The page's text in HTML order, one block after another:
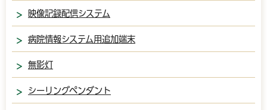
映像記録配信システム
病院情報システム用追加端末
無影灯
シーリングペンダント